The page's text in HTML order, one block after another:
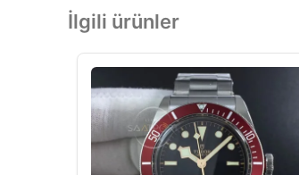
İlgili ürünler